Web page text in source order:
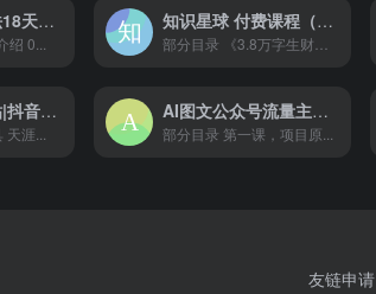
零食带货新玩法18天9.6w佣金，几分钟一个作品（附快速破千粉方法）
绍 0...
知识星球 付费课程（300篇）
部分目录 《3.8万字生财有...
火爆的天涯神贴|抖音玩法|私域变现 0 成本|一单 28 一天收入1000+
天涯...
AI图文公众号流量主掘金，月入 5W+ 的项目，傻瓜式发文，小白也能轻松上手！
部分目录 第一课，项目原...
友链申请